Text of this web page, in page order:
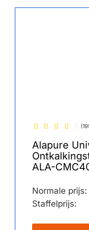
Alapure
ALA-
Normale prijs:
Staffelprijs: